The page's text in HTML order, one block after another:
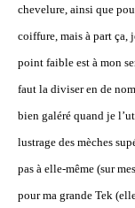
chevelure, ainsi que
coiffure, mais à part ça,
point faible est à mon
faut la diviser en de
bien galéré quand je
lustrage des mèches
pas à elle-même (sur
pour ma grande Tek